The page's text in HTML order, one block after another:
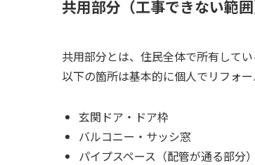
共用部分（工事できない範囲
共用部分とは、住民全体で所有して
以下の箇所は基本的に個人でリフォー
玄関ドア・ドア枠
バルコニー・サッシ窓
パイプスペース（配管が通る部分）